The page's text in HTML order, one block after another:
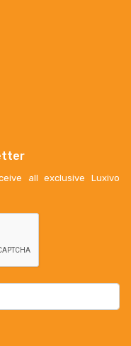
all exclusive Luxivo